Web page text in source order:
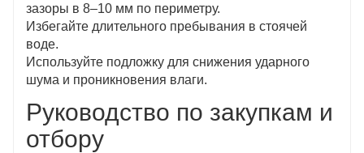
зазоры в 8–10 мм по периметру.
Избегайте длительного пребывания в стоячей
воде.
Используйте подложку для снижения ударного
шума и проникновения влаги.
Руководство по закупкам и
отбору